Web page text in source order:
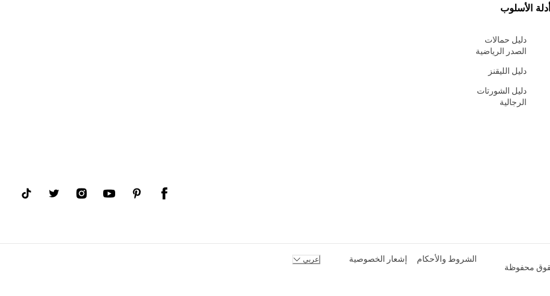
أدلة الأسلوب
دليل حمالات
الصدر الرياضية
دليل الليقنز
دليل الشورتات
الرجالية
الشروط والأحكام إشعار الخصوصية عربي